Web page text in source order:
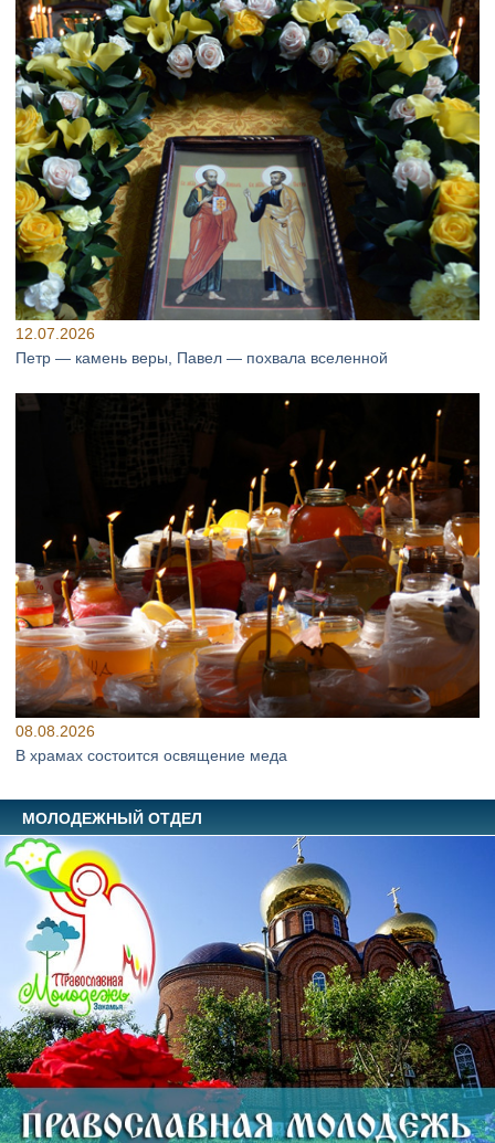
12.07.2026
Петр — камень веры, Павел — похвала вселенной
08.08.2026
В храмах состоится освящение меда
МОЛОДЕЖНЫЙ ОТДЕЛ